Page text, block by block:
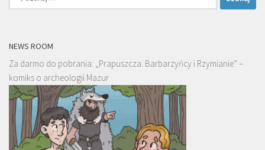
NEWS ROOM
Za darmo do pobrania: „Prapuszcza. Barbarzyńcy i Rzymianie” –
komiks o archeologii Mazur